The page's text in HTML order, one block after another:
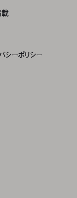
シーポリシー